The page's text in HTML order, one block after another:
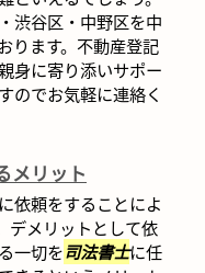
渋谷区・中野区を中
ります。不動産登記
身に寄り添いサポー
のでお気軽に連絡く
メリット
依頼をすることによ
デメリットとして依
一切を司法書士に任